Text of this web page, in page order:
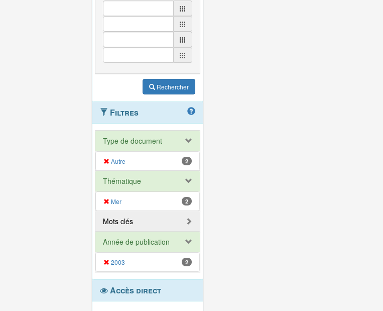
Rechercher
Filtres
Type de document
Autre 2
Thématique
Mer 2
Mots clés
Année de publication
2003 2
Accès direct